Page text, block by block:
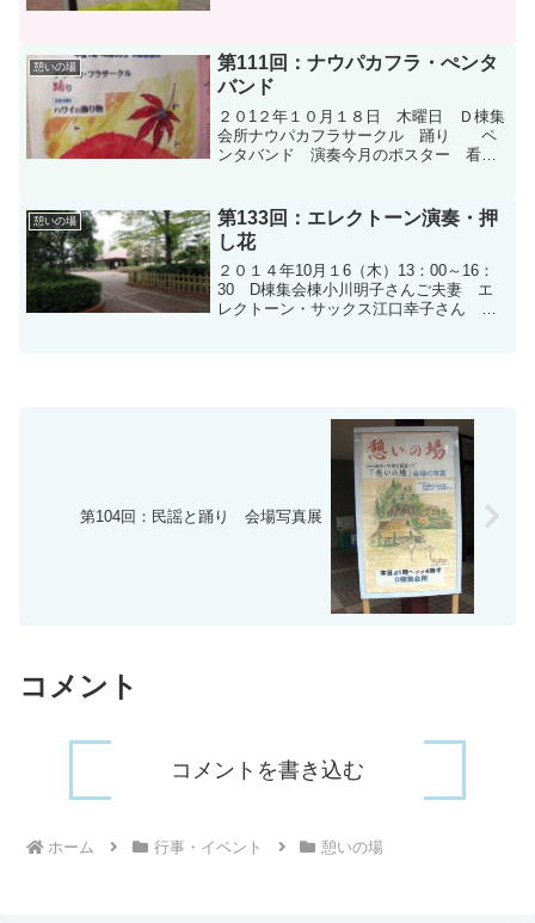
憩いの場
第111回：ナウパカフラ・ぺンタ
バンド
２０1２年１０月１８日 木曜日 Ｄ棟集
会所ナウパカフラサークル 踊り ペ
ンタバンド 演奏今月のポスター 看
憩いの場
第133回：エレクトーン演奏・押
し花
２０１４年10月１6（木）13：00～16：
30 D棟集会棟小川明子さんご夫妻 エ
レクトーン・サックス江口幸子さん ヨ
第104回：民謡と踊り 会場写真展
コメント
コメントを書き込む
ホーム 行事・イベント 憩いの場